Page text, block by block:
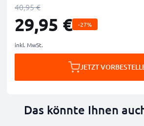
40,95 €
29,95 € -27%
inkl. MwSt.
JETZT
Das könnte Ihnen